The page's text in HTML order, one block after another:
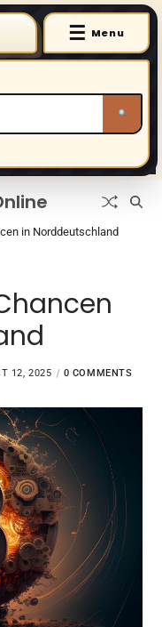
☰ Menu
in Norddeutschland
12, 2025 0 COMMENTS